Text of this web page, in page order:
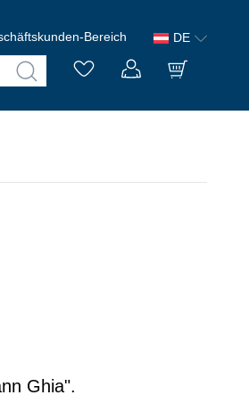
Bereich DE
Ghia".